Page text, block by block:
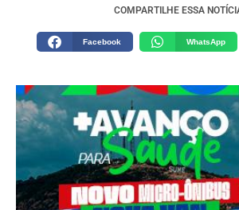
COMPARTILHE ESSA
Facebook WhatsApp